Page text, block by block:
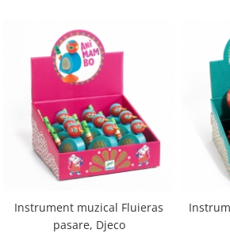
Instrument muzical Fluieras
pasare, Djeco